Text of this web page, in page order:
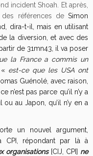
incident Shoah. Et après,
références de Simon
dira-t-il, mais en utilisant
la diversion, et avec des
de 31mn43, il va poser
la France a commis un
est-ce que les USA ont
Guénolé, avec raison,
n’est pas parce qu’il n’y a
au Japon, qu’il n’y en a
un nouvel argument,
CPI, répondant par là à
organisations [CIJ, CPI] ne